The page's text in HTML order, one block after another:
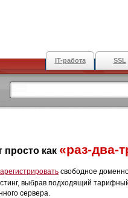
IT-работа SSL
просто как «раз-два-
свободное
выбрав подходящий
сервера.